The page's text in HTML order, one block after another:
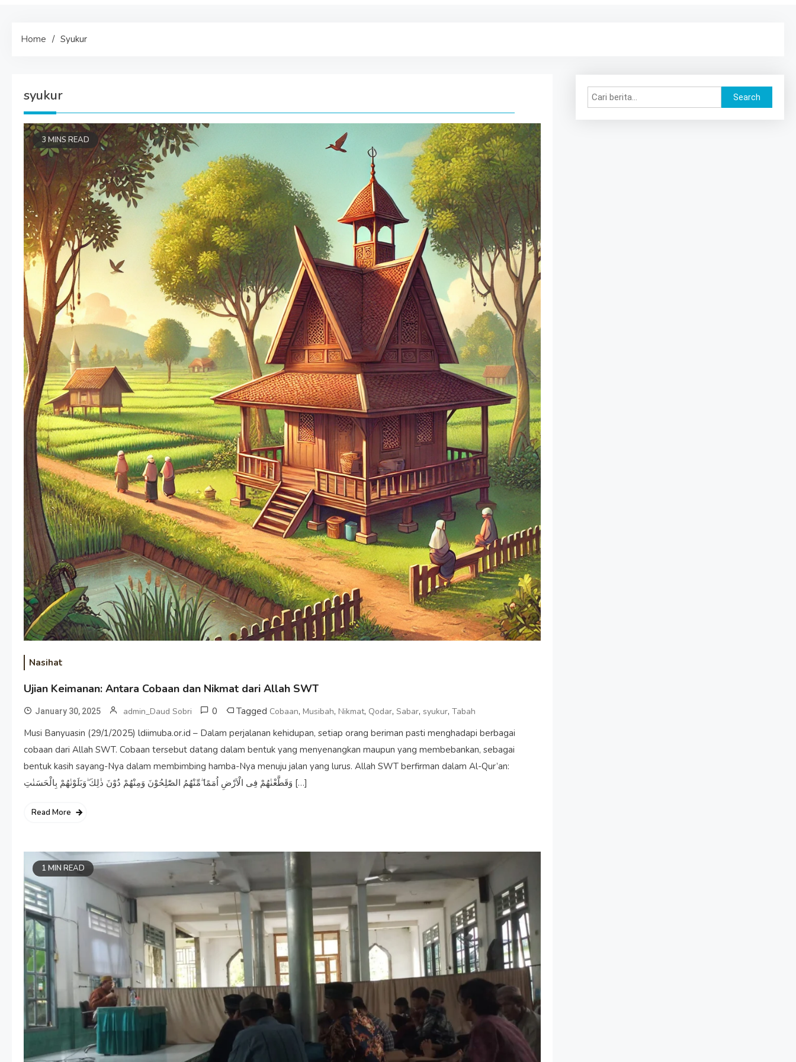
Home Syukur
syukur
3 MINS READ
Nasihat
Ujian Keimanan: Antara Cobaan dan Nikmat dari Allah SWT
January 30, 2025 admin_Daud Sobri 0 Tagged Cobaan, Musibah, Nikmat, Qodar, Sabar, syukur, Tabah
Musi Banyuasin (29/1/2025) ldiimuba.or.id – Dalam perjalanan kehidupan, setiap orang beriman pasti menghadapi berbagai
cobaan dari Allah SWT. Cobaan tersebut datang dalam bentuk yang menyenangkan maupun yang membebankan, sebagai
bentuk kasih sayang-Nya dalam membimbing hamba-Nya menuju jalan yang lurus. Allah SWT berfirman dalam Al-Qur’an:
وَقَطَّعْنٰهُمْ فِى الْاَرْضِ اُمَمًا ۖمِّنْهُمُ الصّٰلِحُوْنَ وَمِنْهُمْ دُوْنَ ذٰلِكَ ۖوَبَلَوْنٰهُمْ بِالْحَسَنٰتِ […]
Read More
1 MIN READ
Search Search